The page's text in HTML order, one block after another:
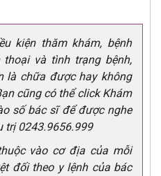
kiện thăm khám, bệnh
và tình trạng bệnh,
là chữa được hay không
cũng có thể click Khám
số bác sĩ để được nghe
trị 0243.9656.999
vào cơ địa của mỗi
đối theo y lệnh của bác